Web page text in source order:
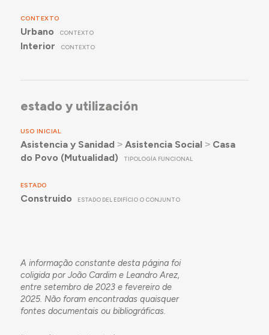
CONTEXTO
Urbano CONTEXTO
Interior CONTEXTO
estado y utilización
USO INICIAL
Asistencia y Sanidad ˃ Asistencia Social ˃ Casa
do Povo (Mutualidad)
TIPOLOGÍA FUNCIONAL
ESTADO
Construido ESTADO DEL EDIFÍCIO O CONJUNTO
A informação constante desta página foi
coligida por João Cardim e Leandro Arez,
entre setembro de 2023 e fevereiro de
2025. Não foram encontradas quaisquer
fontes documentais ou bibliográficas.